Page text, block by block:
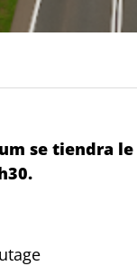
se tiendra le